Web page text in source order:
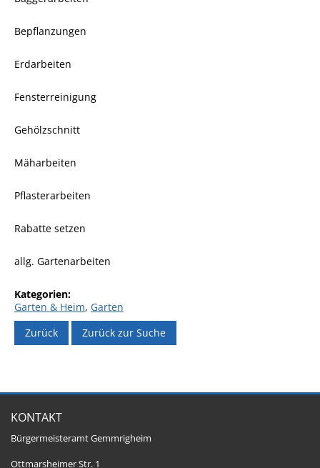
Bepflanzungen
Erdarbeiten
Fensterreinigung
Gehölzschnitt
Mäharbeiten
Pflasterarbeiten
Rabatte setzen
allg. Gartenarbeiten
Garten & Heim, Garten
Zurück
Zurück zur Suche
KONTAKT
Bürgermeisteramt Gemmrigheim
Ottmarsheimer Str. 1